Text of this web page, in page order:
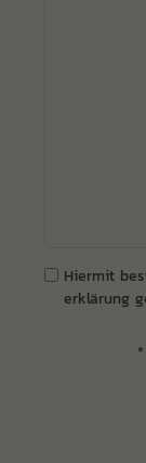
Hiermit
erklärung